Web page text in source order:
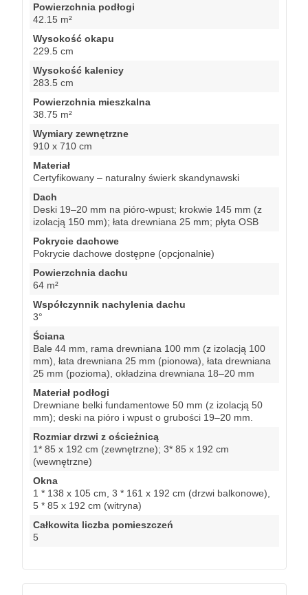
Powierzchnia podłogi
42.15 m²
Wysokość okapu
229.5 cm
Wysokość kalenicy
283.5 cm
Powierzchnia mieszkalna
38.75 m²
Wymiary zewnętrzne
910 x 710 cm
Materiał
Certyfikowany – naturalny świerk skandynawski
Dach
Deski 19–20 mm na pióro-wpust; krokwie 145 mm (z
izolacją 150 mm); łata drewniana 25 mm; płyta OSB
Pokrycie dachowe
Pokrycie dachowe dostępne (opcjonalnie)
Powierzchnia dachu
64 m²
Współczynnik nachylenia dachu
3°
Ściana
Bale 44 mm, rama drewniana 100 mm (z izolacją 100
mm), łata drewniana 25 mm (pionowa), łata drewniana
25 mm (pozioma), okładzina drewniana 18–20 mm
Materiał podłogi
Drewniane belki fundamentowe 50 mm (z izolacją 50
mm); deski na pióro i wpust o grubości 19–20 mm.
Rozmiar drzwi z ościeżnicą
1* 85 x 192 cm (zewnętrzne); 3* 85 x 192 cm
(wewnętrzne)
Okna
1 * 138 x 105 cm, 3 * 161 x 192 cm (drzwi balkonowe),
5 * 85 x 192 cm (witryna)
Całkowita liczba pomieszczeń
5